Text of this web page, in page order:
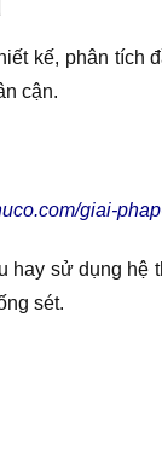
kế, phân tích
cận.
giai-
sử dụng
sét.